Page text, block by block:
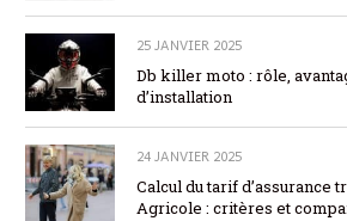
25 JANVIER 2025
Db killer moto : rôle,
d’installation
24 JANVIER 2025
Calcul du tarif d’assurance
Agricole : critères et